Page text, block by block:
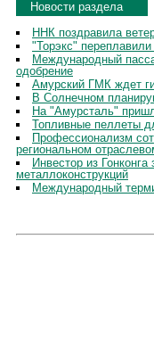
Новости раздела
ННК поздравила
"Торэкс"
Международный
одобрение
Амурский ГМК ждет
В Солнечном
На "Амурсталь"
Топливные пеллеты
Профессионализм
региональном
Инвестор из
металлоконструкций
Международный